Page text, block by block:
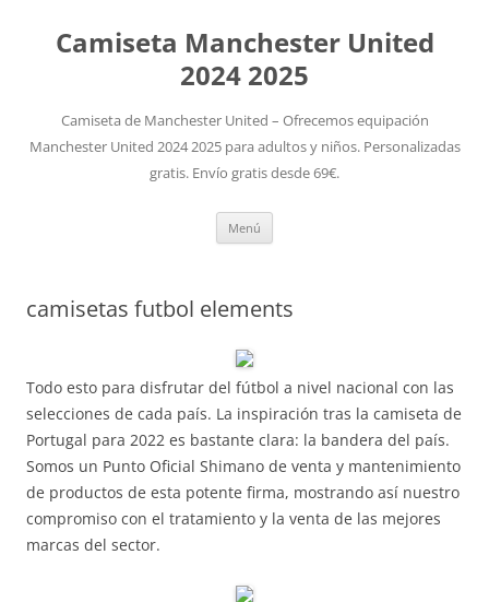
Camiseta Manchester United
2024 2025
Camiseta de Manchester United – Ofrecemos equipación
Manchester United 2024 2025 para adultos y niños. Personalizadas
gratis. Envío gratis desde 69€.
Menú
camisetas futbol elements
Todo esto para disfrutar del fútbol a nivel nacional con las
selecciones de cada país. La inspiración tras la camiseta de
Portugal para 2022 es bastante clara: la bandera del país.
Somos un Punto Oficial Shimano de venta y mantenimiento
de productos de esta potente firma, mostrando así nuestro
compromiso con el tratamiento y la venta de las mejores
marcas del sector.